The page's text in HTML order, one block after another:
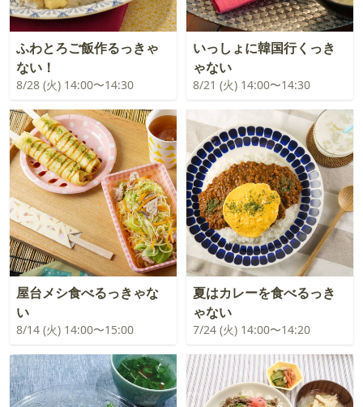
ふわとろご飯作るっきゃ
ない！
8/28 (火) 14:00〜14:30
いっしょに韓国行くっき
ゃない
8/21 (火) 14:00〜14:30
屋台メシ食べるっきゃな
い
8/14 (火) 14:00〜15:00
夏はカレーを食べるっき
ゃない
7/24 (火) 14:00〜14:20